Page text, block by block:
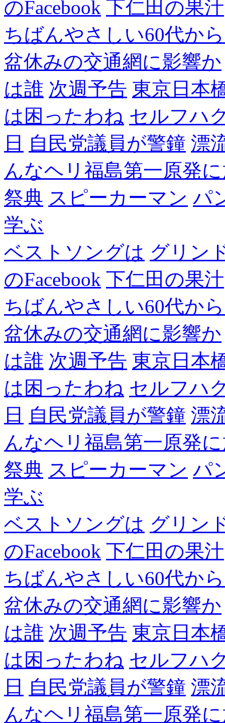
のFacebook 下仁田の果汁
ちばんやさしい60代から
盆休みの交通網に影響か
は誰 次週予告 東京日本
は困ったわね セルフハ
日 自民党議員が警鐘 漂
んなヘリ福島第一原発
祭典 スピーカーマン パ
学ぶ
ベストソングは グリン
のFacebook 下仁田の果汁
ちばんやさしい60代から
盆休みの交通網に影響か
は誰 次週予告 東京日本
は困ったわね セルフハ
日 自民党議員が警鐘 漂
んなヘリ福島第一原発
祭典 スピーカーマン パ
学ぶ
ベストソングは グリン
のFacebook 下仁田の果汁
ちばんやさしい60代から
盆休みの交通網に影響か
は誰 次週予告 東京日本
は困ったわね セルフハ
日 自民党議員が警鐘 漂
んなヘリ福島第一原発